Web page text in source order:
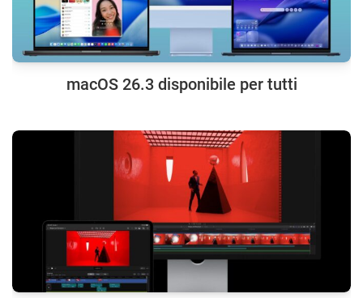
macOS 26.3 disponibile per tutti